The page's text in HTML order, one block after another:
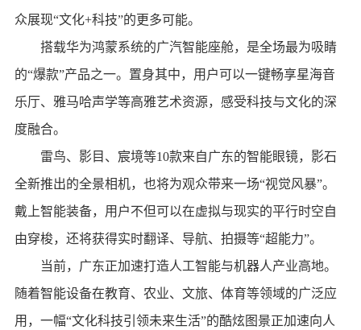
众展现“文化+科技”的更多可能。
搭载华为鸿蒙系统的广汽智能座舱，是全场最为吸睛
的“爆款”产品之一。置身其中，用户可以一键畅享星海音
乐厅、雅马哈声学等高雅艺术资源，感受科技与文化的深
度融合。
雷鸟、影目、宸境等10款来自广东的智能眼镜，影石
全新推出的全景相机，也将为观众带来一场“视觉风暴”。
戴上智能装备，用户不但可以在虚拟与现实的平行时空自
由穿梭，还将获得实时翻译、导航、拍摄等“超能力”。
当前，广东正加速打造人工智能与机器人产业高地。
随着智能设备在教育、农业、文旅、体育等领域的广泛应
用，一幅“文化科技引领未来生活”的酷炫图景正加速向人